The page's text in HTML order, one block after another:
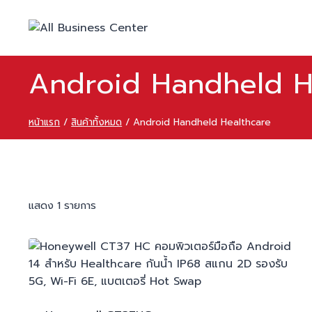
Android Handheld
หน้าแรก / สินค้าทั้งหมด / Android Handheld Healthcare
แสดง 1 รายการ